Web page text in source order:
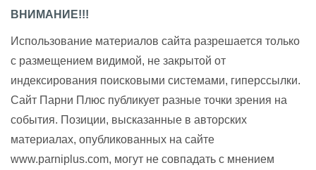
ВНИМАНИЕ!!!
Использование материалов сайта разрешается только
с размещением видимой, не закрытой от
индексирования поисковыми системами, гиперссылки.
Сайт Парни Плюс публикует разные точки зрения на
события. Позиции, высказанные в авторских
материалах, опубликованных на сайте
www.parniplus.com, могут не совпадать с мнением